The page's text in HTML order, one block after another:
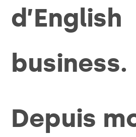
d’English
business.
Depuis